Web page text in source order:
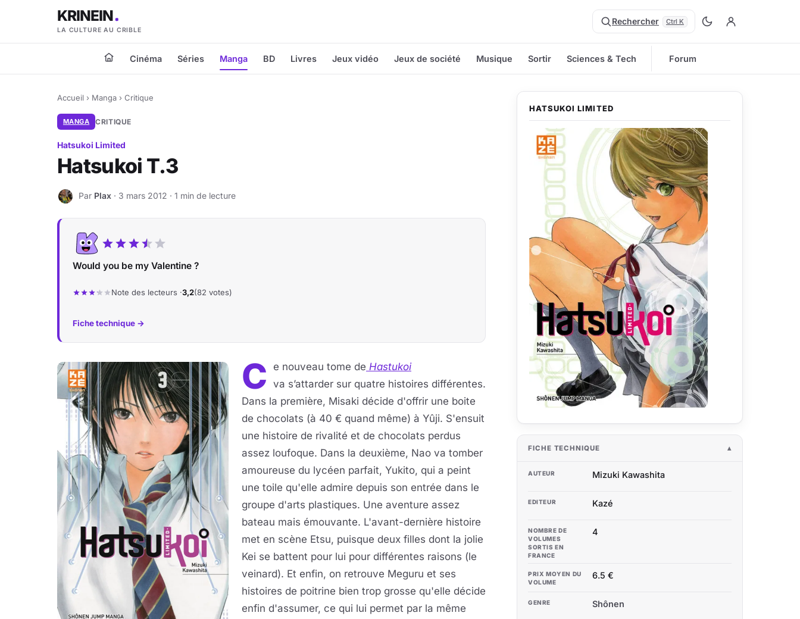
KRINEIN
LA CULTURE AU CRIBLE
Rechercher Ctrl K
Cinéma Séries Manga BD Livres Jeux vidéo Jeux de société Musique Sortir Sciences & Tech Forum
Accueil › Manga › Critique
MANGA CRITIQUE
Hatsukoi Limited
Hatsukoi T.3
P Par Plax · 3 mars 2012 · 1 min de lecture
Would you be my Valentine ?
Note des lecteurs ·3,2(82 votes)
Fiche technique →
C e nouveau tome de Hastukoi
va s’attarder sur quatre histoires différentes.
Dans la première, Misaki décide d'offrir une boite
de chocolats (à 40 € quand même) à Yûji. S'ensuit
une histoire de rivalité et de chocolats perdus
assez loufoque. Dans la deuxième, Nao va tomber
amoureuse du lycéen parfait, Yukito, qui a peint
une toile qu'elle admire depuis son entrée dans le
groupe d'arts plastiques. Une aventure assez
bateau mais émouvante. L'avant-dernière histoire
met en scène Etsu, puisque deux filles dont la jolie
Kei se battent pour lui pour différentes raisons (le
veinard). Et enfin, on retrouve Meguru et ses
histoires de poitrine bien trop grosse qu'elle décide
enfin d'assumer, ce qui lui permet par la même
HATSUKOI LIMITED
FICHE TECHNIQUE
AUTEUR Mizuki Kawashita
EDITEUR Kazé
NOMBRE DE
VOLUMES
SORTIS EN
FRANCE
4
PRIX MOYEN DU
VOLUME
6.5 €
GENRE Shônen